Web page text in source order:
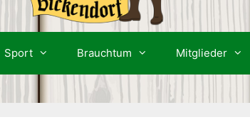
Sport Brauchtum Mitglieder